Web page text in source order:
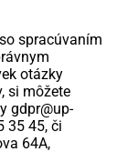
spracúvaním
otázky
si môžete
gdpr@up-
35 45, či
64A,